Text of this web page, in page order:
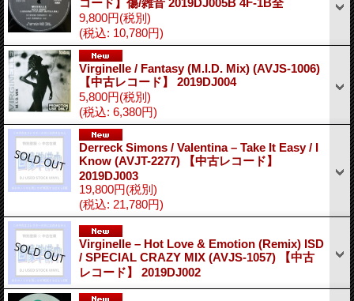
9,800円(税別)
(税込: 10,780円)
Virginelle / Fantasy (M.I.D. Mix) (AVJS-1006)
【中古レコード】 2019DJ004
5,800円(税別)
(税込: 6,380円)
Derreck Simons / Valentina – Take It Easy / I
Know (AVJT-2277) 【中古レコード】
2019DJ003
19,800円(税別)
(税込: 21,780円)
Virginelle – Hot Love & Emotion (Remix) ISD
/ SPECIAL CRAZY MIX (AVJS-1057) 【中古
レコード】 2019DJ002